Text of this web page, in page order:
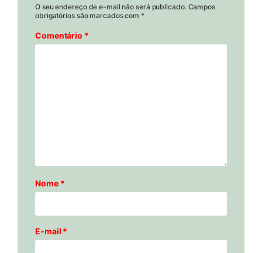
O seu endereço de e-mail não será publicado. Campos
obrigatórios são marcados com *
Comentário *
Nome *
E-mail *